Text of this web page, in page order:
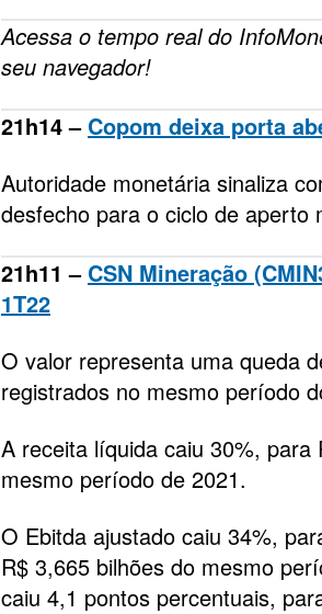
Acessa o tempo real do
seu navegador!
21h14 – Copom deixa porta
Autoridade monetária sinaliza
desfecho para o ciclo de aperto
21h11 – CSN Mineração
1T22
O valor representa uma queda
registrados no mesmo período
A receita líquida caiu 30%,
mesmo período de 2021.
O Ebitda ajustado caiu 34%,
R$ 3,665 bilhões do mesmo
caiu 4,1 pontos percentuais,